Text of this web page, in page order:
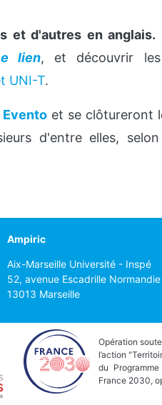
et d'autres en anglais.
lien, et découvrir
UNI-T.
Eventoet se clôtureront
d'entre elles,
Ampiric
Aix-Marseille Université - Inspé
52, avenue Escadrille
13013 Marseille
Opération
l’action
du
France 2030,